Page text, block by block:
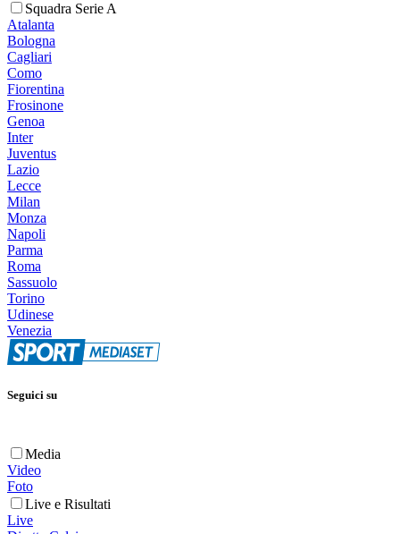
Squadra Serie A
Atalanta
Bologna
Cagliari
Como
Fiorentina
Frosinone
Genoa
Inter
Juventus
Lazio
Lecce
Milan
Monza
Napoli
Parma
Roma
Sassuolo
Torino
Udinese
Venezia
Seguici su
Media
Video
Foto
Live e Risultati
Live